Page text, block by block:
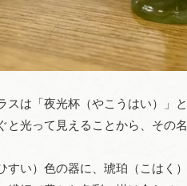
スは「夜光杯（やこうはい）」
と光って見えることから、その
すい）色の器に、琥珀（こは